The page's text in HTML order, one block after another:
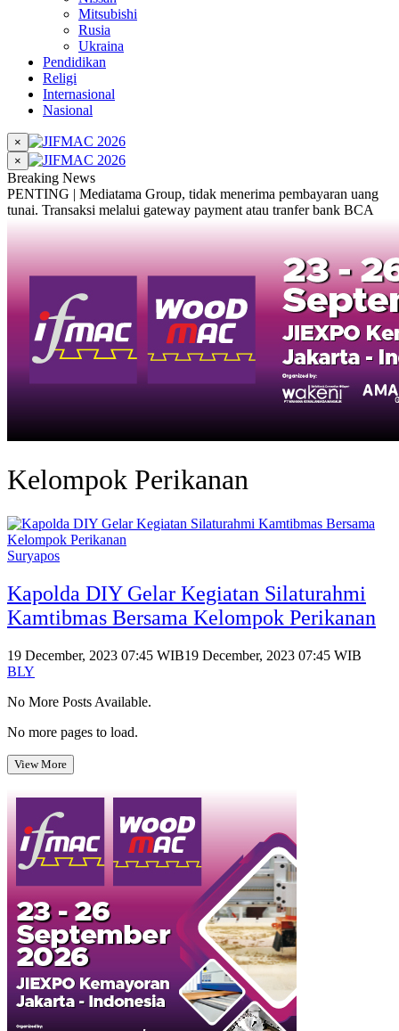
Mitsubishi
Rusia
Ukraina
Pendidikan
Religi
Internasional
Nasional
×
×
Breaking News
PENTING | Mediatama Group, tidak menerima pembayaran uang
tunai. Transaksi melalui gateway payment atau tranfer bank BCA
Kelompok Perikanan
Suryapos
Kapolda DIY Gelar Kegiatan Silaturahmi
Kamtibmas Bersama Kelompok Perikanan
19 December, 2023 07:45 WIB19 December, 2023 07:45 WIB
BLY
No More Posts Available.
No more pages to load.
View More